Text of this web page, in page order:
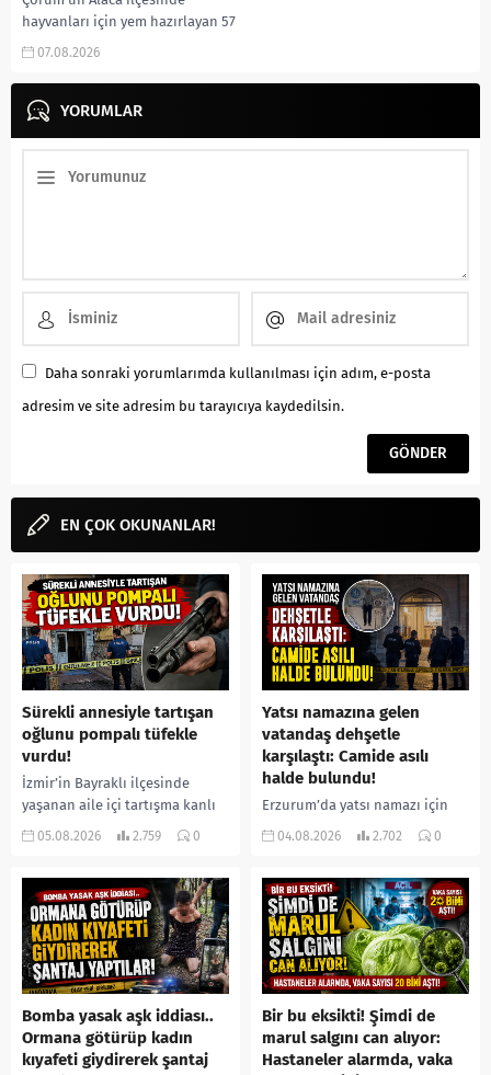
hayvanları için yem hazırlayan 57
yaşındaki çiftçi, elini yem karma
ağır yaralandı. Olay, Alaca...
07.08.2026
YORUMLAR
Daha sonraki yorumlarımda kullanılması için adım, e-posta
adresim ve site adresim bu tarayıcıya kaydedilsin.
EN ÇOK OKUNANLAR!
Sürekli annesiyle tartışan
oğlunu pompalı tüfekle
vurdu!
İzmir’in Bayraklı ilçesinde
yaşanan aile içi tartışma kanlı
bitti. İddiaya göre, uzun süredir
05.08.2026 2.759 0
Yatsı namazına gelen
vatandaş dehşetle
karşılaştı: Camide asılı
halde bulundu!
Erzurum’da yatsı namazı için
camiye gelen bir vatandaş,
yerine sevk edilen...
04.08.2026 2.702 0
Bomba yasak aşk iddiası..
Ormana götürüp kadın
kıyafeti giydirerek şantaj
Bir bu eksikti! Şimdi de
marul salgını can alıyor:
Hastaneler alarmda, vaka